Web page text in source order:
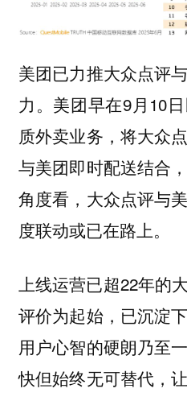
美团已力推大众点评
力。美团早在9月10
质外卖业务，将大众
与美团即时配送结合
角度看，大众点评与
度联动或已在路上。
上线运营已超22年的
评价为起始，已沉淀
用户心智的硬朗乃至
快但始终无可替代，